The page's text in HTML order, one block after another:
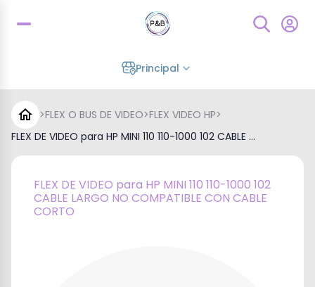
Principal
>FLEX O BUS DE VIDEO>FLEX VIDEO HP>
FLEX DE VIDEO para HP MINI 110 110-1000 102 CABLE ...
FLEX DE VIDEO para HP MINI 110 110-1000 102
CABLE LARGO NO COMPATIBLE CON CABLE
CORTO